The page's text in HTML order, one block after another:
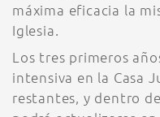
máxima eficacia la
Iglesia.
Los tres primeros
intensiva en la Casa
restantes, y dentro